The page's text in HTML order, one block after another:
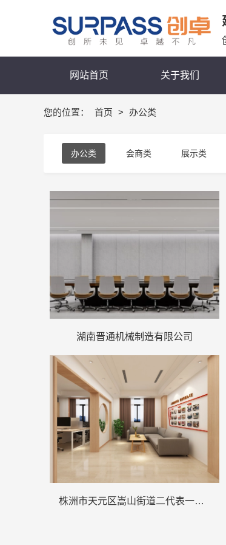
网站首页 关于我们
您的位置： 首页 > 办公类
办公类 会商类 展示类
湖南晋通机械制造有限公司
株洲市天元区嵩山街道二代表一委员工作站